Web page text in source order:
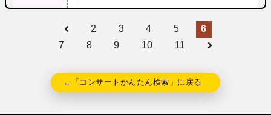
2 3 4 5
6
7
8 9 10 11
←「コンサートかんたん検索」に戻る